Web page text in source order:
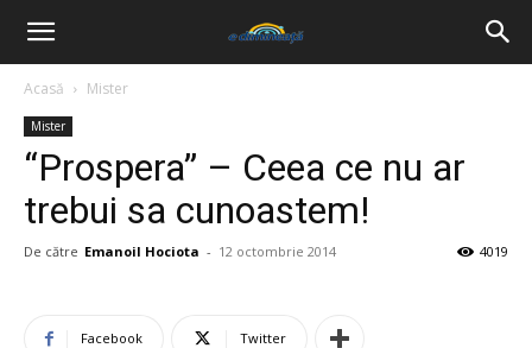
Acasă Mister
Mister
“Prospera” – Ceea ce nu ar
trebui sa cunoastem!
De către Emanoil Hociota - 12 octombrie 2014 4019
Facebook Twitter